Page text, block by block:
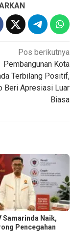
Pos berikutnya
Pembangunan Kota
Terbilang Positif,
Beri Apresiasi Luar
Biasa
Samarinda Naik,
Pencegahan